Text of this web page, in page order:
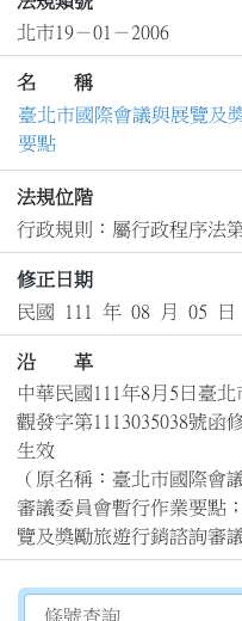
北市19－01－2006
名 稱
臺北市國際會議與展覽及
要點
法規位階
行政規則：屬行政程序法
修正日期
民國 111 年 08 月 05 日
沿 革
中華民國111年8月5日臺
觀發字第1113035038號函
生效
（原名稱：臺北市國際會
審議委員會暫行作業要點
覽及獎勵旅遊行銷諮詢審
切換選擇法規資訊內容